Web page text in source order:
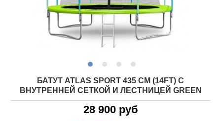
БАТУТ ATLAS SPORT 435 СМ (14FT) С
ВНУТРЕННЕЙ СЕТКОЙ И ЛЕСТНИЦЕЙ GREEN
28 900 руб